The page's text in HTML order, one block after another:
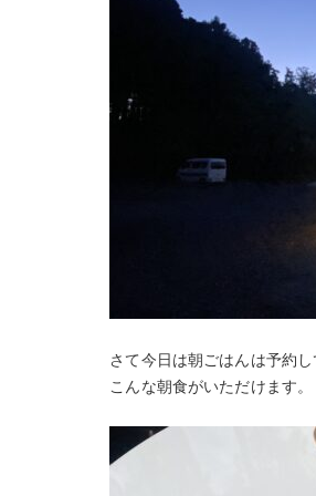
さて今日は朝ごはんは予約
こんな朝食がいただけます。